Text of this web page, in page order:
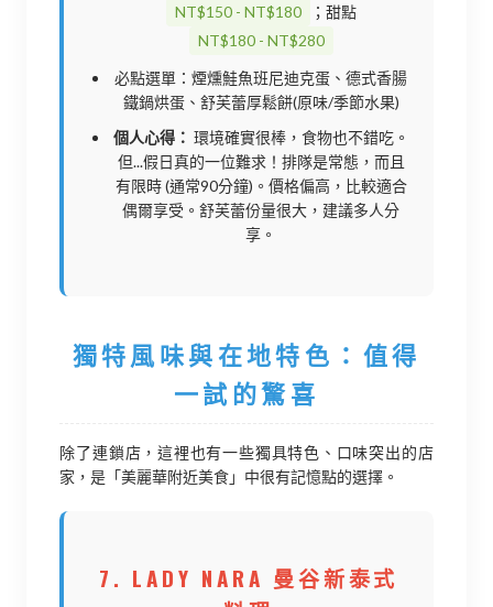
NT$150 - NT$180
；甜點
NT$180 - NT$280
必點選單：煙燻鮭魚班尼迪克蛋、德式香腸
鐵鍋烘蛋、舒芙蕾厚鬆餅(原味/季節水果)
個人心得： 環境確實很棒，食物也不錯吃。
但...假日真的一位難求！排隊是常態，而且
有限時 (通常90分鐘)。價格偏高，比較適合
偶爾享受。舒芙蕾份量很大，建議多人分
享。
獨特風味與在地特色：值得
一試的驚喜
除了連鎖店，這裡也有一些獨具特色、口味突出的店
家，是「美麗華附近美食」中很有記憶點的選擇。
7. LADY NARA 曼谷新泰式